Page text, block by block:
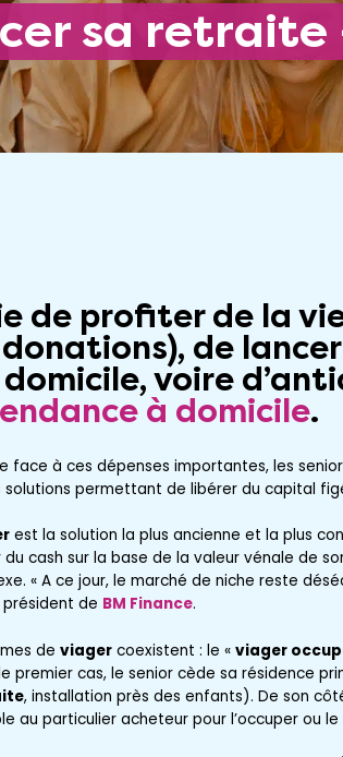
sa retraite
de profiter de la
de
voire
à domicile.
face à ces dépenses importantes, les
solutions permettant de libérer du capital
est la solution la plus ancienne et la plus
cash sur la base de la valeur vénale de
« A ce jour, le marché de niche reste
président de BM Finance.
de viagercoexistent : le « viager
premier cas, le senior cède sa résidence
, installation près des enfants). De son
au particulier acheteur pour l’occuper ou le